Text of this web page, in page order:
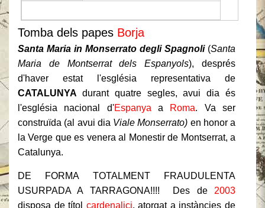
Tomba dels papes Borja
Santa Maria in Monserrato degli Spagnoli(Santa
Maria de Montserrat dels Espanyols), després
d'haver estat l'església representativa de
CATALUNYA durant quatre segles, avui dia és
l'església nacional d'Espanya a Roma. Va ser
construïda (al avui dia Viale Monserrato) en honor a
la Verge que es venera al Monestir de Montserrat, a
Catalunya.
DE FORMA TOTALMENT FRAUDULENTA
USURPADA A TARRAGONA!!!! Des de 2003
disposa de títol cardenalici, atorgat a instàncies de